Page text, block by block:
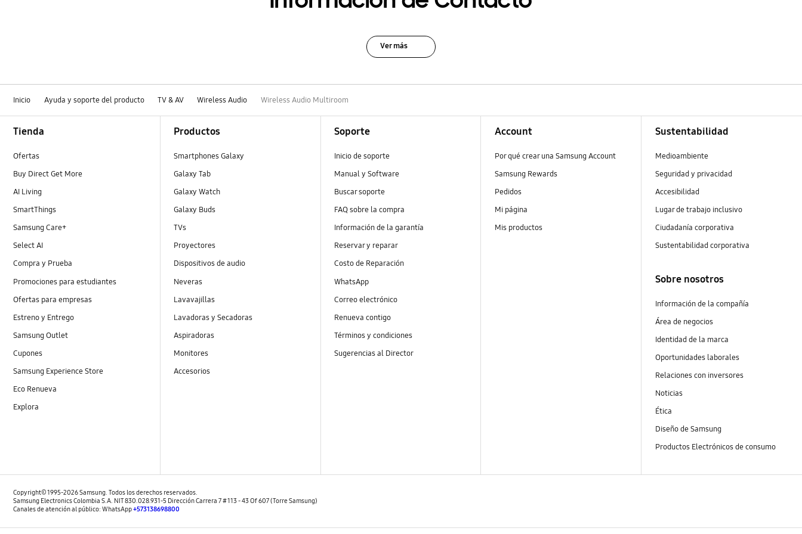
Ver más
Inicio Ayuda y soporte del producto TV & AV Wireless Audio Wireless Audio Multiroom
Tienda
Ofertas
Buy Direct Get More
AI Living
SmartThings
Samsung Care+
Select AI
Compra y Prueba
Promociones para estudiantes
Ofertas para empresas
Estreno y Entrego
Samsung Outlet
Cupones
Samsung Experience Store
Eco Renueva
Explora
Productos
Smartphones Galaxy
Galaxy Tab
Galaxy Watch
Galaxy Buds
TVs
Proyectores
Dispositivos de audio
Neveras
Lavavajillas
Lavadoras y Secadoras
Aspiradoras
Monitores
Accesorios
Soporte
Inicio de soporte
Manual y Software
Buscar soporte
FAQ sobre la compra
Información de la garantía
Reservar y reparar
Costo de Reparación
WhatsApp
Correo electrónico
Renueva contigo
Términos y condiciones
Sugerencias al Director
Account
Por qué crear una Samsung Account
Samsung Rewards
Pedidos
Mi página
Mis productos
Sustentabilidad
Medioambiente
Seguridad y privacidad
Accesibilidad
Lugar de trabajo inclusivo
Ciudadanía corporativa
Sustentabilidad corporativa
Sobre nosotros
Información de la compañía
Área de negocios
Identidad de la marca
Oportunidades laborales
Relaciones con inversores
Noticias
Ética
Diseño de Samsung
Productos Electrónicos de consumo
Copyright© 1995-2026 Samsung. Todos los derechos reservados.
Samsung Electronics Colombia S.A. NIT 830.028.931-5 Dirección Carrera 7 # 113 - 43 Of 607 (Torre Samsung)
Canales de atención al público: WhatsApp+573138698800